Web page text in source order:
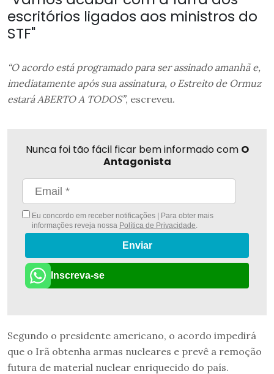
escritórios ligados aos ministros do
STF"
“O acordo está programado para ser assinado amanhã e,
imediatamente após sua assinatura, o Estreito de Ormuz
estará ABERTO A TODOS”, escreveu.
Nunca foi tão fácil ficar bem informado com O
Antagonista
Eu concordo em receber notificações | Para obter mais
informações reveja nossa Política de Privacidade.
Enviar
Inscreva-se
Segundo o presidente americano, o acordo impedirá
que o Irã obtenha armas nucleares e prevê a remoção
futura de material nuclear enriquecido do país.